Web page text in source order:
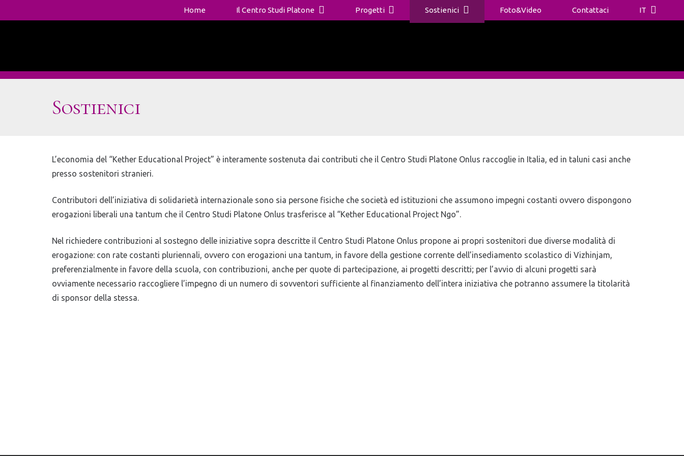
Home Il Centro Studi Platone Progetti Sostienici Foto&Video Contattaci IT
Sostienici
L’economia del “Kether Educational Project” è interamente sostenuta dai contributi che il Centro Studi Platone Onlus raccoglie in Italia, ed in taluni casi anche
presso sostenitori stranieri.
Contributori dell’iniziativa di solidarietà internazionale sono sia persone fisiche che società ed istituzioni che assumono impegni costanti ovvero dispongono
erogazioni liberali una tantum che il Centro Studi Platone Onlus trasferisce al “Kether Educational Project Ngo”.
Nel richiedere contribuzioni al sostegno delle iniziative sopra descritte il Centro Studi Platone Onlus propone ai propri sostenitori due diverse modalità di
erogazione: con rate costanti pluriennali, ovvero con erogazioni una tantum, in favore della gestione corrente dell’insediamento scolastico di Vizhinjam,
preferenzialmente in favore della scuola, con contribuzioni, anche per quote di partecipazione, ai progetti descritti; per l’avvio di alcuni progetti sarà
ovviamente necessario raccogliere l’impegno di un numero di sovventori sufficiente al finanziamento dell’intera iniziativa che potranno assumere la titolarità
di sponsor della stessa.